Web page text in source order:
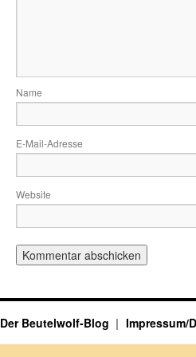
Name
E-Mail-Adresse
Website
Der Beutelwolf-Blog Impressum/